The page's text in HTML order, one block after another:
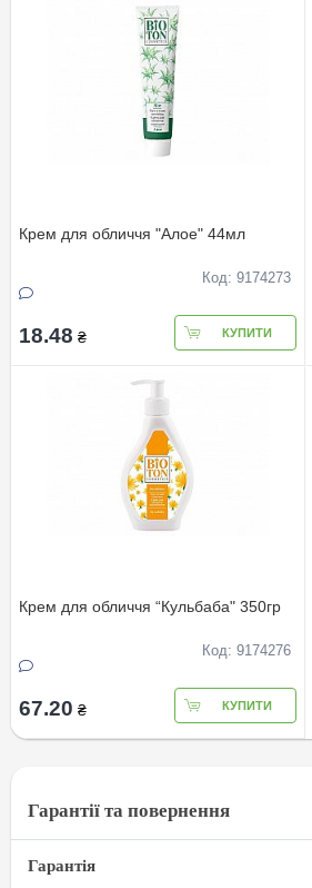
Крем для обличчя "Алое" 44мл
Код: 9174273
18.48 ₴ КУПИТИ
Крем для обличчя “Кульбаба" 350гр
Код: 9174276
67.20 ₴ КУПИТИ
Гарантії та повернення
Гарантія